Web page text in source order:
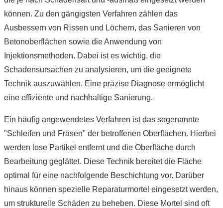
können. Zu den gängigsten Verfahren zählen das
Ausbessern von Rissen und Löchern, das Sanieren von
Betonoberflächen sowie die Anwendung von
Injektionsmethoden. Dabei ist es wichtig, die
Schadensursachen zu analysieren, um die geeignete
Technik auszuwählen. Eine präzise Diagnose ermöglicht
eine effiziente und nachhaltige Sanierung.
Ein häufig angewendetes Verfahren ist das sogenannte
"Schleifen und Fräsen" der betroffenen Oberflächen. Hierbei
werden lose Partikel entfernt und die Oberfläche durch
Bearbeitung geglättet. Diese Technik bereitet die Fläche
optimal für eine nachfolgende Beschichtung vor. Darüber
hinaus können spezielle Reparaturmortel eingesetzt werden,
um strukturelle Schäden zu beheben. Diese Mortel sind oft